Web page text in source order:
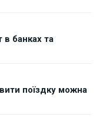
банках та
поїздку можна